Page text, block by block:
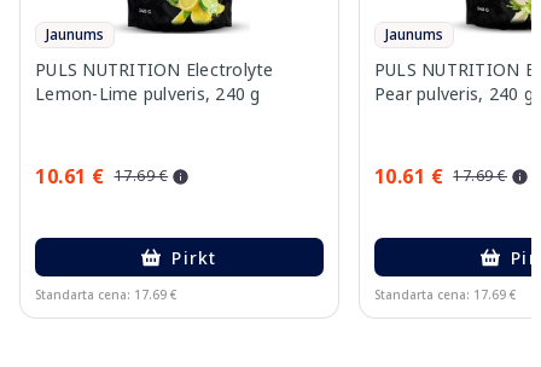
Jaunums
PULS NUTRITION Electrolyte
Lemon-Lime pulveris, 240 g
10.61 € 17.69 €
Pirkt
Standarta cena: 17.69 €
Jaunums
PULS NUTRITION
Pear pulveris, 240 g
10.61 € 17.69 €
Standarta cena: 17.69 €